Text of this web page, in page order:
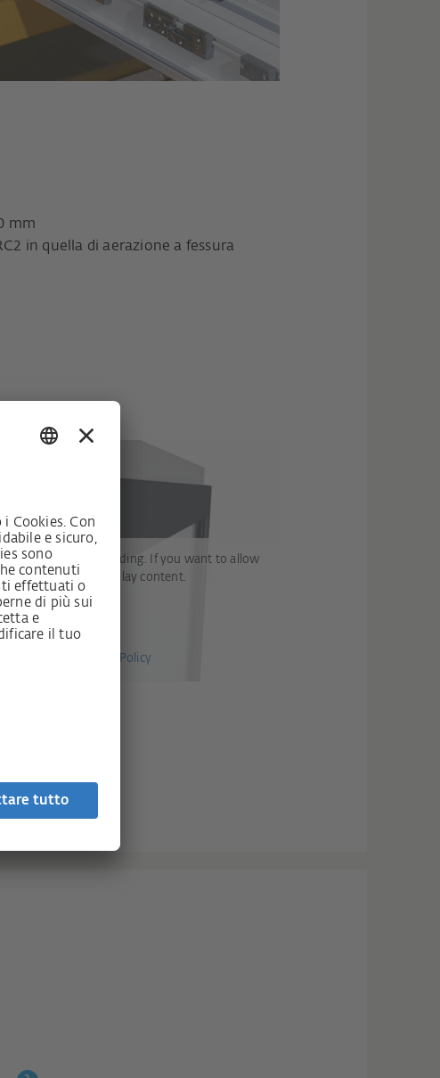
mm
in quella di aerazione a fessura
Vimeo from loading. If you want to allow
please click on Display content.
Display content
Privacy Policy
vent secure